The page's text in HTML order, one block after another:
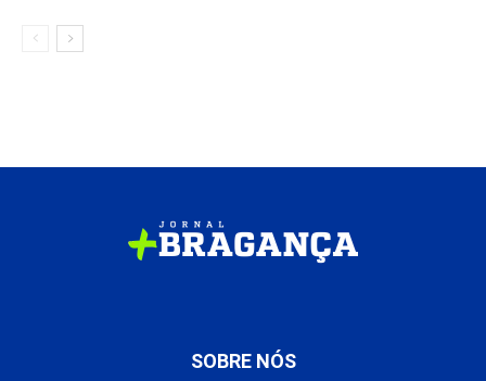
SOBRE NÓS